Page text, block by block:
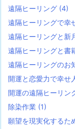
遠隔ヒーリング (4)
遠隔ヒーリングで幸
遠隔ヒーリングと新
遠隔ヒーリングと書
遠隔ヒーリングのお
開運と恋愛力で幸せ
開運の遠隔ヒーリン
除染作業 (1)
願望を現実化するた